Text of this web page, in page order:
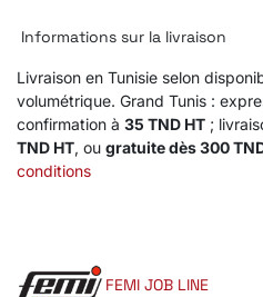
Informations sur la livraison
Livraison en Tunisie selon
volumétrique. Grand Tunis :
confirmation à 35 TND HT ;
TND HT, ou gratuite dès 300
conditions
FEMI JOB LINE